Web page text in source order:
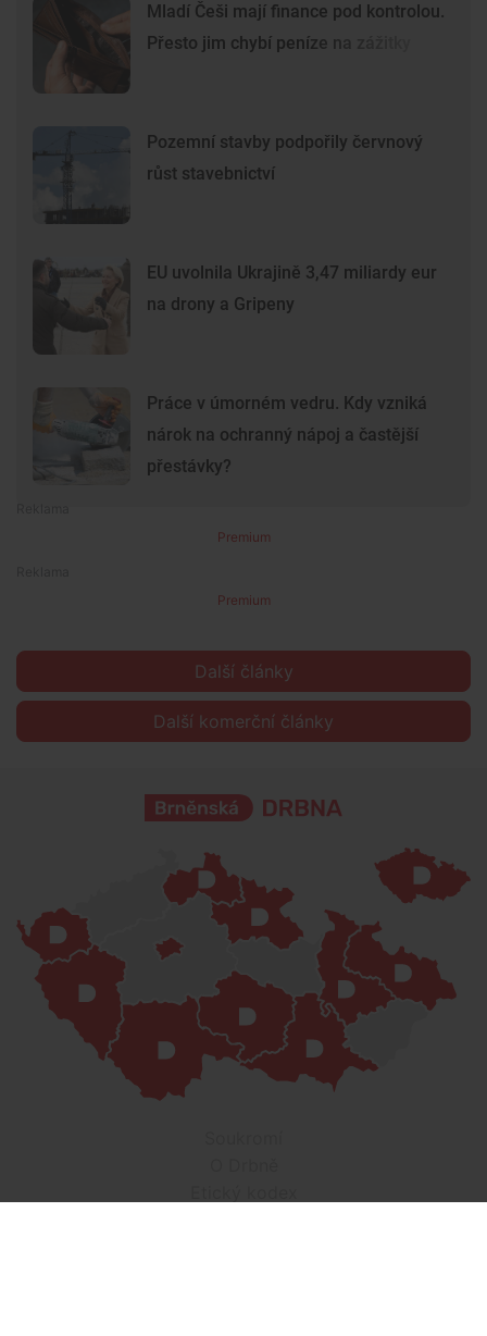
Mladí Češi mají finance pod kontrolou.
Přesto jim chybí peníze na zážitky
Pozemní stavby podpořily červnový
růst stavebnictví
EU uvolnila Ukrajině 3,47 miliardy eur
na drony a Gripeny
Práce v úmorném vedru. Kdy vzniká
nárok na ochranný nápoj a častější
přestávky?
Premium
Premium
Další články
Další komerční články